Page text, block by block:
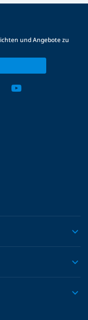
und Angebote zu